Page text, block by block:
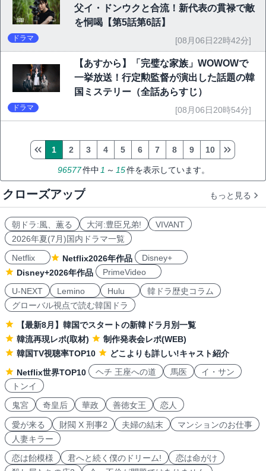
父イ・ドンウクと合流！新代表の貫禄で敵
を恫喝【第5話第6話】
ドラマ [08月06日22時42分]
【あすから】「完璧な家族」WOWOWで
一挙放送！行定勲監督が演出した話題の韓
国ミステリー（全話あらすじ）
ドラマ [08月06日20時54分]
96577件中 1 ～ 15件を表示しています。
1 2 3 4 5 6 7 8 9 10
クローズアップ もっと見る
朝ドラ:風、薫る 大河:豊臣兄弟!
VIVANT
2026年夏(7月)国内ドラマ一覧
Netflix
Netflix2026年作品
Disney+
Disney+2026年作品
PrimeVideo
U-NEXT
Lemino Hulu
韓ドラ歴史コラム
グローバル視点で読む韓国ドラ
【最新8月】韓国でスタートの新韓ドラ月別一覧
韓流再現レポ(取材)
制作発表会レポ(WEB)
韓国TV視聴率TOP10
どこよりも詳しい!キャスト紹介
Netflix世界TOP10
ヘチ 王座への道 馬医
イ・サン
トンイ
鬼宮
奇皇后 華政 善徳女王 恋人
愛が来る 財閥 X 刑事2 夫婦の結末
マンションのお仕事
人妻キラー
恋は飴模様
君へと続く僕のドリーム!
恋は命がけ